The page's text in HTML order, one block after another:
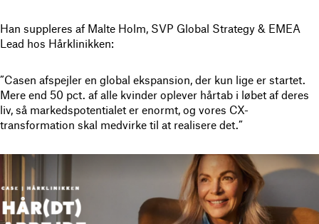
Han suppleres af Malte Holm, SVP Global Strategy & EMEA
Lead hos Hårklinikken:
”Casen afspejler en global ekspansion, der kun lige er startet.
Mere end 50 pct. af alle kvinder oplever hårtab i løbet af deres
liv, så markedspotentialet er enormt, og vores CX-
transformation skal medvirke til at realisere det.”